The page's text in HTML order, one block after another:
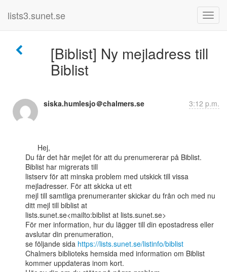
lists3.sunet.se
[Biblist] Ny mejladress till
Biblist
siska.humlesjo＠chalmers.se 3:12 p.m.
Du får det här mejlet för att du prenumererar på Biblist.
Biblist har migrerats till
listserv för att minska problem med utskick till vissa
mejladresser. För att skicka ut ett
mejl till samtliga prenumeranter skickar du från och med nu
ditt mejl till biblist at
lists.sunet.se<mailto:biblist at lists.sunet.se>
För mer information, hur du lägger till din epostadress eller
avslutar din prenumeration,
se följande sida https://lists.sunet.se/listinfo/biblist
Chalmers biblioteks hemsida med information om Biblist
kommer uppdateras inom kort.